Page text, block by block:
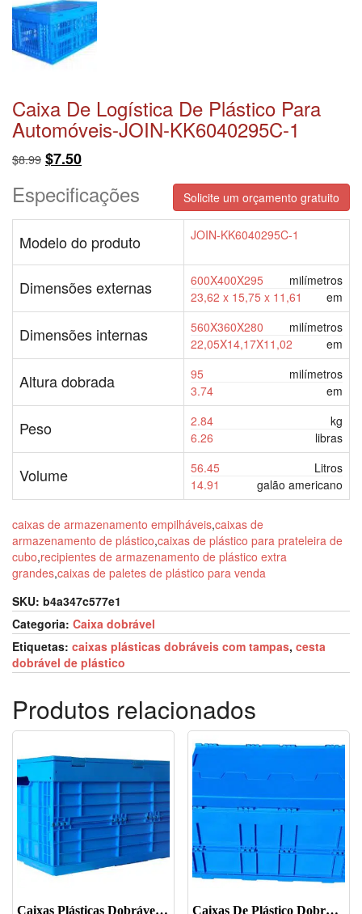
Caixa De Logística De Plástico Para
Automóveis-JOIN-KK6040295C-1
$8.99 O
original
era:
$8.99.
$7.50O
atual
é:
$7.50.
Especificações Solicite um orçamento gratuito
Modelo do produto JOIN-KK6040295C-1
Dimensões externas 600X400X295
milímetros
23,62 x 15,75 x 11,61
em
Dimensões internas 560X360X280
milímetros
22,05X14,17X11,02
em
Altura dobrada 95
milímetros
3.74
em
Peso 2.84
kg
6.26
libras
Volume 56.45
Litros
14.91
galão americano
caixas de armazenamento empilháveis,caixas de
armazenamento de plástico,caixas de plástico para prateleira de
cubo,recipientes de armazenamento de plástico extra
grandes,caixas de paletes de plástico para venda
SKU: b4a347c577e1
Categoria: Caixa dobrável
Etiquetas: caixas plásticas dobráveis com tampas, cesta
dobrável de plástico
Produtos relacionados
Caixas Plásticas Dobráveis-JOIN-XS6040318C-1 Caixas De Plástico Dobráveis-JOIN-XS6040368C